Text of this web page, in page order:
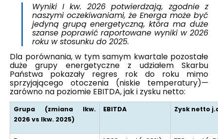
Wyniki I kw. 2026 potwierdzają, zgodnie z
naszymi oczekiwaniami, że Energa może być
jedyną grupą energetyczną, która ma duże
szanse poprawić raportowane wyniki w 2026
roku w stosunku do 2025.
Dla porównania, w tym samym kwartale pozostałe
duże grupy energetyczne z udziałem Skarbu
Państwa pokazały regres rok do roku mimo
sprzyjającego otoczenia (niskie temperatury)—
zarówno na poziomie EBITDA, jak i zysku netto:
Grupa (zmiana Ikw.
2026 vs Ikw. 2025)
EBITDA Zysk netto